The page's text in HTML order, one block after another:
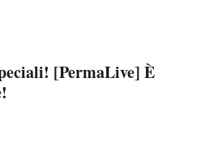
[PermaLive] È